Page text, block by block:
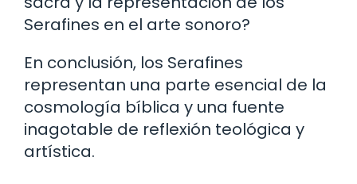
Serafines en el arte sonoro?
En conclusión, los Serafines
representan una parte esencial de la
cosmología bíblica y una fuente
inagotable de reflexión teológica y
artística.